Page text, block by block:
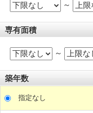
～
専有面積
～
築年数
指定なし